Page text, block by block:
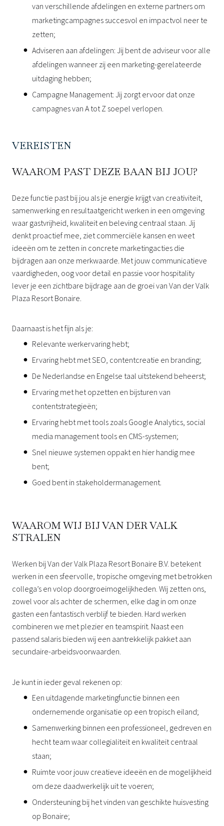
van verschillende afdelingen en externe partners om
marketingcampagnes succesvol en impactvol neer te
zetten;
Adviseren aan afdelingen: Jij bent de adviseur voor alle
afdelingen wanneer zij een marketing-gerelateerde
uitdaging hebben;
Campagne Management: Jij zorgt ervoor dat onze
campagnes van A tot Z soepel verlopen.
VEREISTEN
WAAROM PAST DEZE BAAN BIJ JOU?
Deze functie past bij jou als je energie krijgt van creativiteit,
samenwerking en resultaatgericht werken in een omgeving
waar gastvrijheid, kwaliteit en beleving centraal staan. Jij
denkt proactief mee, ziet commerciële kansen en weet
ideeën om te zetten in concrete marketingacties die
bijdragen aan onze merkwaarde. Met jouw communicatieve
vaardigheden, oog voor detail en passie voor hospitality
lever je een zichtbare bijdrage aan de groei van Van der Valk
Plaza Resort Bonaire.
Daarnaast is het fijn als je:
Relevante werkervaring hebt;
Ervaring hebt met SEO, contentcreatie en branding;
De Nederlandse en Engelse taal uitstekend beheerst;
Ervaring met het opzetten en bijsturen van
contentstrategieën;
Ervaring hebt met tools zoals Google Analytics, social
media management tools en CMS-systemen;
Snel nieuwe systemen oppakt en hier handig mee
bent;
Goed bent in stakeholdermanagement.
WAAROM WIJ BIJ VAN DER VALK
STRALEN
Werken bij Van der Valk Plaza Resort Bonaire B.V. betekent
werken in een sfeervolle, tropische omgeving met betrokken
collega’s en volop doorgroeimogelijkheden. Wij zetten ons,
zowel voor als achter de schermen, elke dag in om onze
gasten een fantastisch verblijf te bieden. Hard werken
combineren we met plezier en teamspirit. Naast een
passend salaris bieden wij een aantrekkelijk pakket aan
secundaire-arbeidsvoorwaarden.
Je kunt in ieder geval rekenen op:
Een uitdagende marketingfunctie binnen een
ondernemende organisatie op een tropisch eiland;
Samenwerking binnen een professioneel, gedreven en
hecht team waar collegialiteit en kwaliteit centraal
staan;
Ruimte voor jouw creatieve ideeën en de mogelijkheid
om deze daadwerkelijk uit te voeren;
Ondersteuning bij het vinden van geschikte huisvesting
op Bonaire;